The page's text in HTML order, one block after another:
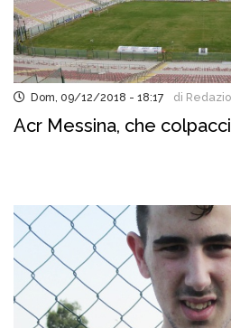
Dom, 09/12/2018 - 18:17 di
Acr Messina, che